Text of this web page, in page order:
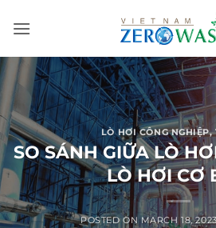
LÒ HƠI CÔNG NGHIỆP,
SO SÁNH GIỮA LÒ
LÒ HƠI CƠ
POSTED ONMARCH 18,